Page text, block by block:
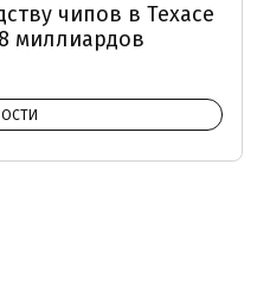
чипов в Техасе
миллиардов